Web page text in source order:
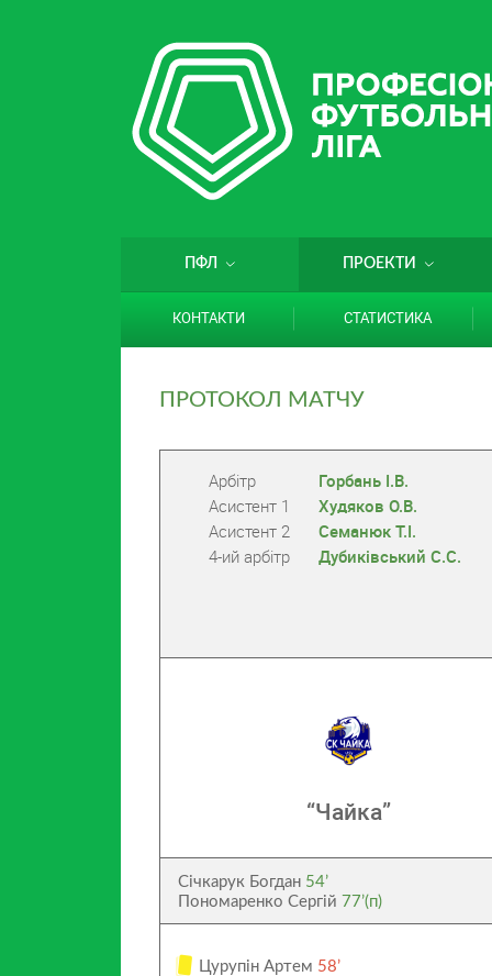
ПФЛ ПРОЕКТИ
КОНТАКТИ СТАТИСТИКА
ПРОТОКОЛ МАТЧУ
Арбітр
Горбань І.В.
Асистент 1
Худяков О.В.
Асистент 2
Семанюк Т.І.
4-ий арбітр
Дубиківський С.С.
“Чайка”
Січкарук Богдан 54’
Пономаренко Сергій 77’(п)
Цурупін Артем 58’